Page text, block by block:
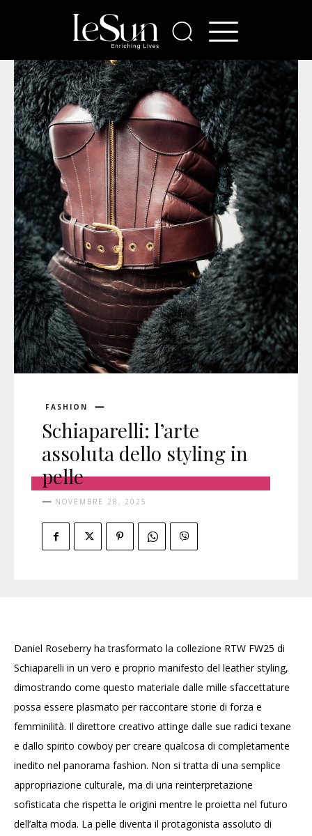
FASHION
Schiaparelli: l’arte
assoluta dello styling in
pelle
NOVEMBRE 28, 2025
Daniel Roseberry ha trasformato la collezione RTW FW25 di
Schiaparelli in un vero e proprio manifesto del leather styling,
dimostrando come questo materiale dalle mille sfaccettature
possa essere plasmato per raccontare storie di forza e
femminilità. Il direttore creativo attinge dalle sue radici texane
e dallo spirito cowboy per creare qualcosa di completamente
inedito nel panorama fashion. Non si tratta di una semplice
appropriazione culturale, ma di una reinterpretazione
sofisticata che rispetta le origini mentre le proietta nel futuro
dell’alta moda. La pelle diventa il protagonista assoluto di